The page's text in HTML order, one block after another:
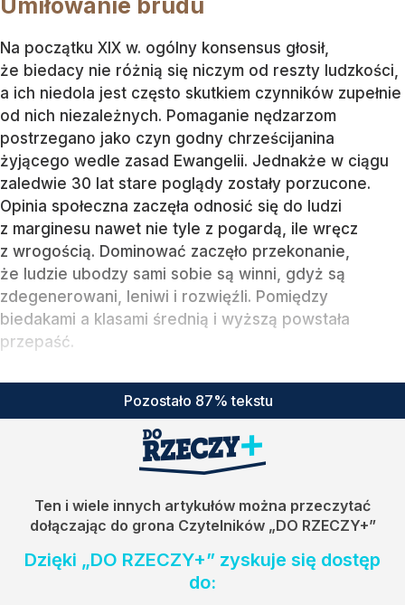
Umiłowanie brudu
Na początku XIX w. ogólny konsensus głosił,
że biedacy nie różnią się niczym od reszty ludzkości,
a ich niedola jest często skutkiem czynników zupełnie
od nich niezależnych. Pomaganie nędzarzom
postrzegano jako czyn godny chrześcijanina
żyjącego wedle zasad Ewangelii. Jednakże w ciągu
zaledwie 30 lat stare poglądy zostały porzucone.
Opinia społeczna zaczęła odnosić się do ludzi
z marginesu nawet nie tyle z pogardą, ile wręcz
z wrogością. Dominować zaczęło przekonanie,
że ludzie ubodzy sami sobie są winni, gdyż są
zdegenerowani, leniwi i rozwięźli. Pomiędzy
biedakami a klasami średnią i wyższą powstała
przepaść.
Pozostało 87% tekstu
Ten i wiele innych artykułów można przeczytać
dołączając do grona Czytelników „DO RZECZY+”
Dzięki „DO RZECZY+” zyskuje się dostęp
do: